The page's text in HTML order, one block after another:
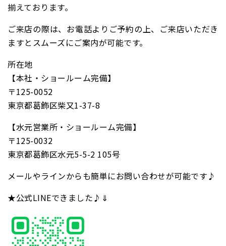
揃えております。
ご来店の際は、お電話よりご予約の上、ご来店いただき
ますとスムーズにご案内が可能です。
所在地
【本社・ショールーム完備】
〒125-0052
東京都葛飾区柴又1-37-8
【水元営業所・ショールーム完備】
〒125-0032
東京都葛飾区水元5-5-2 105号
メールやラインからも簡単にお問い合わせが可能です♪
★公式LINEできました♪⇓